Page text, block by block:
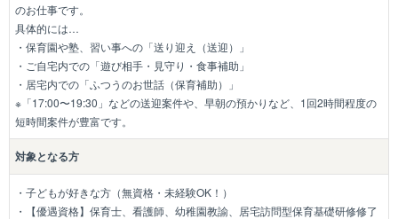
のお仕事です。
具体的には…
・保育園や塾、習い事への「送り迎え（送迎）」
・ご自宅内での「遊び相手・見守り・食事補助」
・居宅内での「ふつうのお世話（保育補助）」
※「17:00〜19:30」などの送迎案件や、早朝の預かりなど、1回2時間程度の
短時間案件が豊富です。
対象となる方
・子どもが好きな方（無資格・未経験OK！）
・【優遇資格】保育士、看護師、幼稚園教諭、居宅訪問型保育基礎研修修了